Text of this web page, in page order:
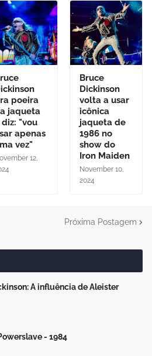
poeira
jaqueta
diz: "vou
apenas
vez"
12,
Bruce
Dickinson
volta a usar
icônica
jaqueta de
1986 no
show do
Iron Maiden
November 10,
2024
Próxima Postagem
A influência de Aleister
- 1984